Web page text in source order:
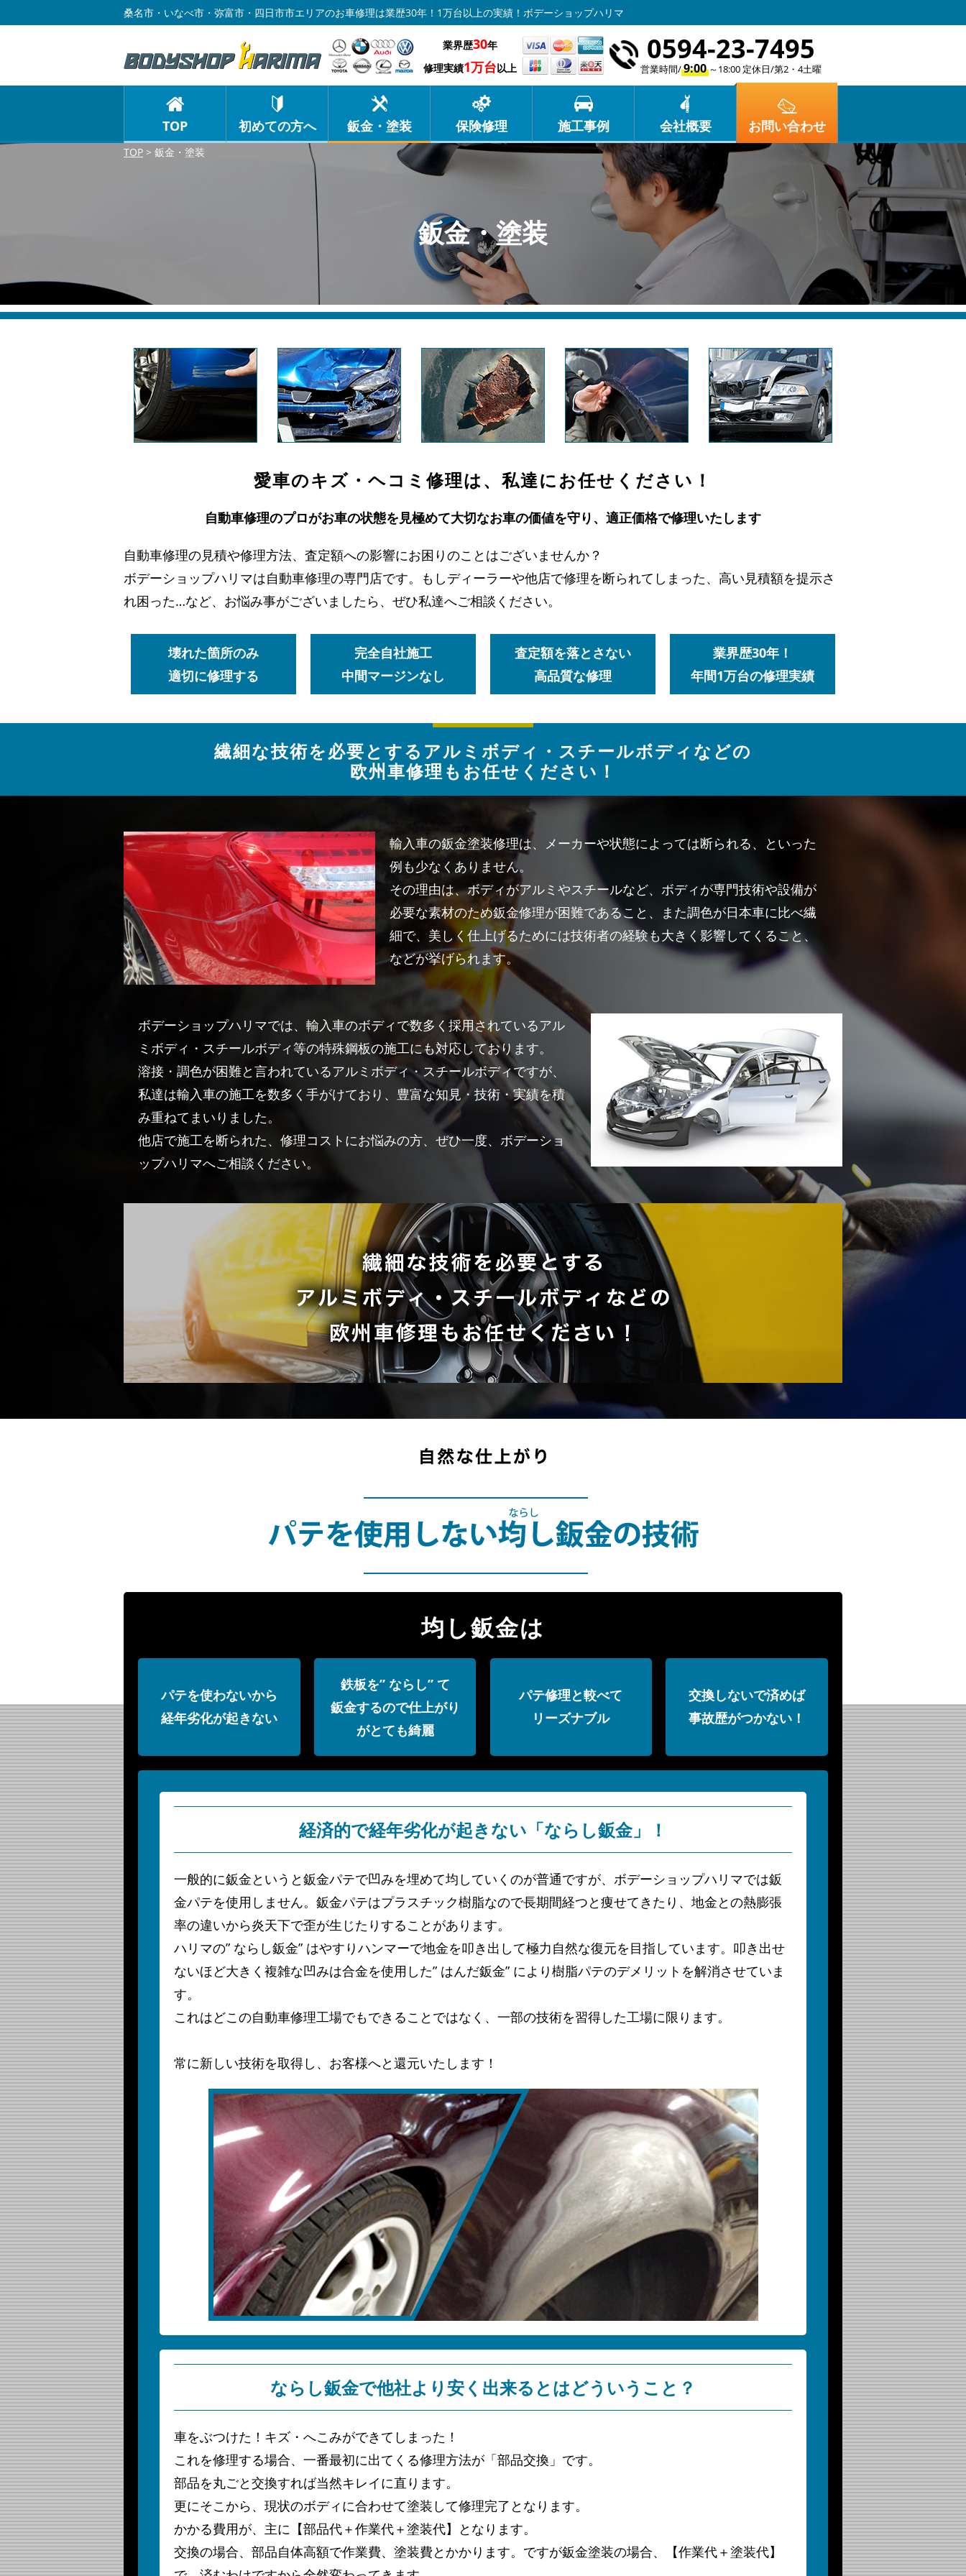
桑名市・いなべ市・弥富市・四日市市エリアのお車修理は業歴30年！1万台以上の実績！ボデーショップハリマ
業界歴30年
修理実績1万台以上
0594-23-7495
営業時間/9:00 ～18:00 定休日/第2・4土曜
TOP 初めての方へ 鈑金・塗装 保険修理 施工事例 会社概要 お問い合わせ
TOP > 鈑金・塗装
鈑金・塗装
愛車のキズ・ヘコミ修理は、私達にお任せください！
自動車修理のプロがお車の状態を見極めて大切なお車の価値を守り、適正価格で修理いたします
自動車修理の見積や修理方法、査定額への影響にお困りのことはございませんか？
ボデーショップハリマは自動車修理の専門店です。もしディーラーや他店で修理を断られてしまった、高い見積額を提示さ
れ困った…など、お悩み事がございましたら、ぜひ私達へご相談ください。
壊れた箇所のみ
適切に修理する
完全自社施工
中間マージンなし
査定額を落とさない
高品質な修理
業界歴30年！
年間1万台の修理実績
繊細な技術を必要とするアルミボディ・スチールボディなどの
欧州車修理もお任せください！
輸入車の鈑金塗装修理は、メーカーや状態によっては断られる、といった
例も少なくありません。
その理由は、ボディがアルミやスチールなど、ボディが専門技術や設備が
必要な素材のため鈑金修理が困難であること、また調色が日本車に比べ繊
細で、美しく仕上げるためには技術者の経験も大きく影響してくること、
などが挙げられます。
ボデーショップハリマでは、輸入車のボディで数多く採用されているアル
ミボディ・スチールボディ等の特殊鋼板の施工にも対応しております。
溶接・調色が困難と言われているアルミボディ・スチールボディですが、
私達は輸入車の施工を数多く手がけており、豊富な知見・技術・実績を積
み重ねてまいりました。
他店で施工を断られた、修理コストにお悩みの方、ぜひ一度、ボデーショ
ップハリマへご相談ください。
均し鈑金は
パテを使わないから
経年劣化が起きない
鉄板を” ならし” て
鈑金するので仕上がり
がとても綺麗
パテ修理と較べて
リーズナブル
交換しないで済めば
事故歴がつかない！
経済的で経年劣化が起きない「ならし鈑金」！
一般的に鈑金というと鈑金パテで凹みを埋めて均していくのが普通ですが、ボデーショップハリマでは鈑
金パテを使用しません。鈑金パテはプラスチック樹脂なので長期間経つと痩せてきたり、地金との熱膨張
率の違いから炎天下で歪が生じたりすることがあります。
ハリマの” ならし鈑金” はやすりハンマーで地金を叩き出して極力自然な復元を目指しています。叩き出せ
ないほど大きく複雑な凹みは合金を使用した” はんだ鈑金” により樹脂パテのデメリットを解消させていま
す。
これはどこの自動車修理工場でもできることではなく、一部の技術を習得した工場に限ります。
常に新しい技術を取得し、お客様へと還元いたします！
ならし鈑金で他社より安く出来るとはどういうこと？
車をぶつけた！キズ・へこみができてしまった！
これを修理する場合、一番最初に出てくる修理方法が「部品交換」です。
部品を丸ごと交換すれば当然キレイに直ります。
更にそこから、現状のボディに合わせて塗装して修理完了となります。
かかる費用が、主に【部品代＋作業代＋塗装代】となります。
交換の場合、部品自体高額で作業費、塗装費とかかります。ですが鈑金塗装の場合、【作業代＋塗装代】